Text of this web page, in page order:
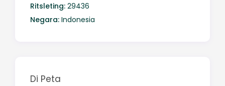
Ritsleting: 29436
Negara: Indonesia
Di Peta